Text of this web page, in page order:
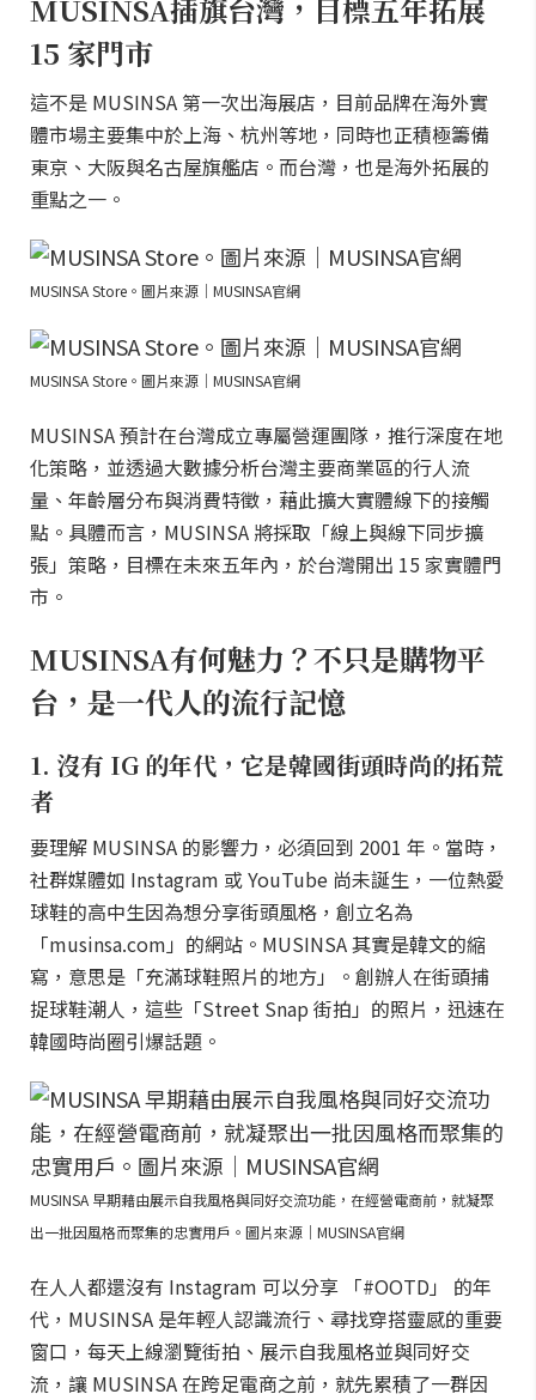
MUSINSA插旗台灣，目標五年拓展
15 家門市
這不是 MUSINSA 第一次出海展店，目前品牌在海外實
體市場主要集中於上海、杭州等地，同時也正積極籌備
東京、大阪與名古屋旗艦店。而台灣，也是海外拓展的
重點之一。
MUSINSA Store。圖片來源｜MUSINSA官網
MUSINSA Store。圖片來源｜MUSINSA官網
MUSINSA 預計在台灣成立專屬營運團隊，推行深度在地
化策略，並透過大數據分析台灣主要商業區的行人流
量、年齡層分布與消費特徵，藉此擴大實體線下的接觸
點。具體而言，MUSINSA 將採取「線上與線下同步擴
張」策略，目標在未來五年內，於台灣開出 15 家實體門
市。
MUSINSA有何魅力？不只是購物平
台，是一代人的流行記憶
1. 沒有 IG 的年代，它是韓國街頭時尚的拓荒
者
要理解 MUSINSA 的影響力，必須回到 2001 年。當時，
社群媒體如 Instagram 或 YouTube 尚未誕生，一位熱愛
球鞋的高中生因為想分享街頭風格，創立名為
「musinsa.com」的網站。MUSINSA 其實是韓文的縮
寫，意思是「充滿球鞋照片的地方」。創辦人在街頭捕
捉球鞋潮人，這些「Street Snap 街拍」的照片，迅速在
韓國時尚圈引爆話題。
MUSINSA 早期藉由展示自我風格與同好交流功能，在經營電商前，就凝聚
出一批因風格而聚集的忠實用戶。圖片來源｜MUSINSA官網
在人人都還沒有 Instagram 可以分享 「#OOTD」 的年
代，MUSINSA 是年輕人認識流行、尋找穿搭靈感的重要
窗口，每天上線瀏覽街拍、展示自我風格並與同好交
流，讓 MUSINSA 在跨足電商之前，就先累積了一群因